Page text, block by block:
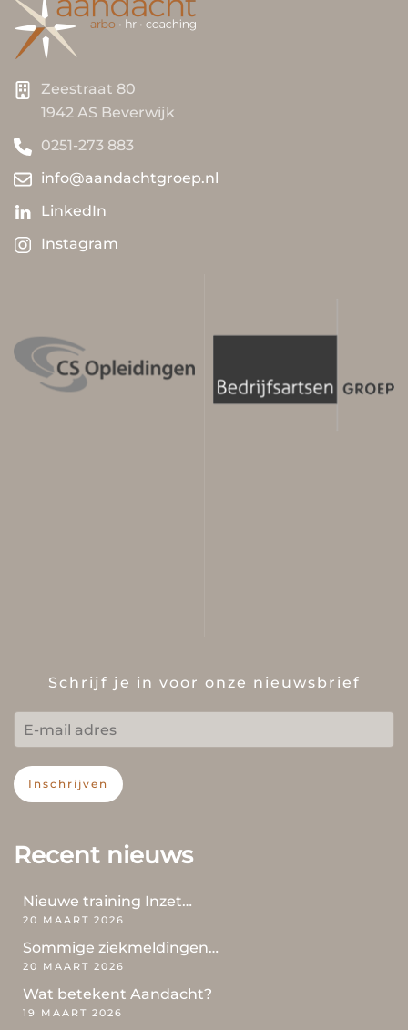
Zeestraat 80
1942 AS Beverwijk
0251-273 883
info@aandachtgroep.nl
LinkedIn
Instagram
Schrijf je in voor onze nieuwsbrief
Inschrijven
Recent nieuws
Nieuwe training Inzet…
20 MAART 2026
Sommige ziekmeldingen…
20 MAART 2026
Wat betekent Aandacht?
19 MAART 2026